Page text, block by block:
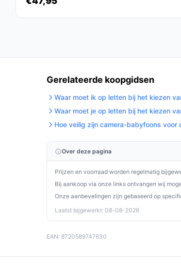
naar een betrouwbare,
handige functies en uitbreidbaarheid
Ontdek alle specificaties en
Gerelateerde koopgidsen
Waar moet ik op letten bij het kiezen
Waar moet je op letten bij het kiezen
Hoe veilig zijn camera-babyfoons voor
Over deze pagina
Prijzen en voorraad worden regelmatig
Bij aankoop via onze links ontvangen wij
Onze aanbevelingen zijn gebaseerd op
Laatst bijgewerkt: 08-08-2026
EAN: 8720589747630